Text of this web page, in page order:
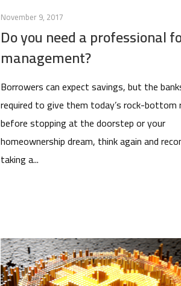
November 9, 2017
Do you need a professional
management?
Borrowers can expect savings, but the
required to give them today’s rock-bottom
before stopping at the doorstep or your
homeownership dream, think again and
taking a...